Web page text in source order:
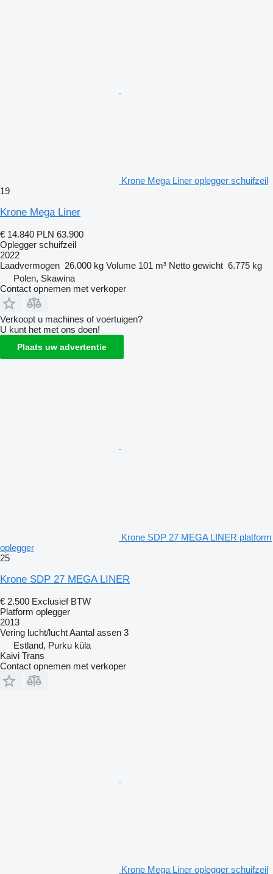
Krone Mega Liner oplegger schuifzeil
19
Krone Mega Liner
€ 14.840 PLN 63.900
Oplegger schuifzeil
2022
Laadvermogen 26.000 kg Volume 101 m³ Netto gewicht 6.775 kg
Polen, Skawina
Contact opnemen met verkoper
Verkoopt u machines of voertuigen?
U kunt het met ons doen!
Plaats uw advertentie
Krone SDP 27 MEGA LINER platform
oplegger
25
Krone SDP 27 MEGA LINER
€ 2.500 Exclusief BTW
Platform oplegger
2013
Vering lucht/luchtAantal assen 3
Estland, Purku küla
Kaivi Trans
Contact opnemen met verkoper
Krone Mega Liner oplegger schuifzeil